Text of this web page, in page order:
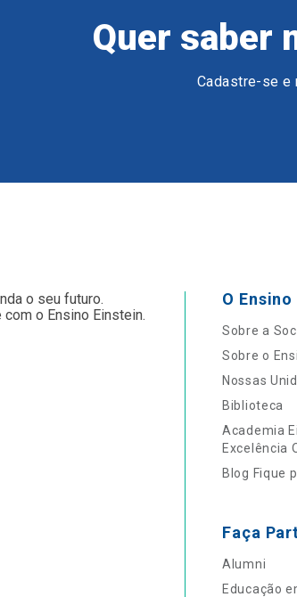
Quer saber
Cadastre-se
o seu futuro.
o Ensino Einstein.
O
Sobre a
Sobre o
Nossas
Biblioteca
Academia
Excelência
Blog Fique
Faça
Alumni
Educação